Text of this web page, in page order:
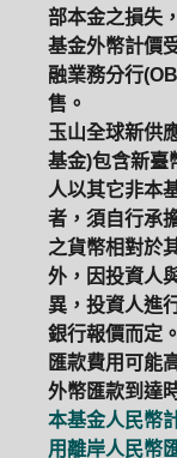
部本金之損失
基金外幣計價
融業務分行
售。
玉山全球新供
基金)包含新臺
人以其它非本
者，須自行承
之貨幣相對於
外，因投資人
異，投資人進
銀行報價而定
匯款費用可能
外幣匯款到達
本基金人民幣
用離岸人民幣